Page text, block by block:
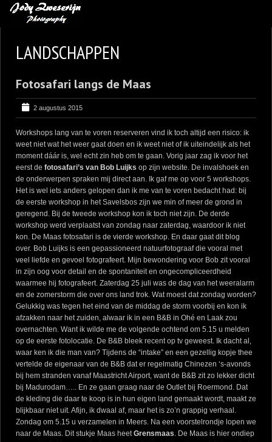
BLOG
LEREN VAN KUNST
BENCE MATE FOTOHUTTEN
OVER MIJ
CONTACT
LANDSCHAPPEN
Fotosafari langs de Maas
2 augustus 2015
Workshops lang van te voren reserveren vind ik toch altijd een risico: ik
weet niet wat het weer gaat doen en ik weet niet of ik uiteindelijk als het
moment dáár is, wel echt zin heb om te gaan. Vorig jaar zag ik voor het
eerst de fotosafari’s van Bob Luijks op zijn website. De invalshoek en
de onderwerpen spraken mij direct aan. Ik gaf me op voor 5 workshops.
Het is wel iets anders gelopen dan ik me van te voren bedacht had: bij
de eerste workshop in het Savelsbos zijn we min of meer de grond in
geregend. Bij de tweede workshop kon ik toch niet zijn. De derde
workshop werd verplaatst van zondag naar zaterdag, waardoor ik niet
kon. De Maas fotosafari is de vierde workshop. En daar gaat dit blog
over. Bob Luijks is een gepassioneerd natuurfotograaf die vooral met
veel liefde en gevoel fotografeert. Mijn bewondering voor Bob zit vooral
in zijn oog voor detail en de spontaniteit en ongecompliceerdheid
waarmee hij fotografeert. Zaterdag 25 juli was de dag van het weeralarm
en de zomerstorm die over ons land trok. Wat moest dat zondag worden?
Gelukkig was tegen het eind van de middag de storm voorbij en kon ik
afzakken naar het zuiden, alwaar ik in een B&B in Ohé en Laak zou
overnachten. Want ik wilde me de volgende ochtend om 5.15 u melden
op de eerste fotolocatie. De B&B bleek recent op tv geweest. Ik dacht al,
waar ken ik die man van? Tijdens de “intake” en een gezellig kopje thee
vertelde de eigenaar van de B&B dat er regelmatig Chinezen ‘s-avonds
bij hem stranden vanaf Maastricht Airport, want de B&B zit zo lekker dicht
bij Madurodam….. En ze gaan graag naar de Outlet bij Roermond. Dat
de kleding die daar te koop is in hun eigen land gemaakt wordt, maakt ze
blijkbaar niet uit. Afijn, ik dwaal af, maar het is zo’n grappig verhaal.
Zondag om 5.15 u verzamelen in Meers. Na een voorstelrondje lopen we
naar de Maas. Dit stukje Maas heetGrensmaas. De Maas is hier ondiep